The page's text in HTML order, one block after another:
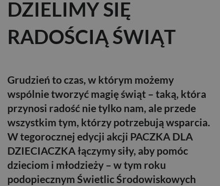
DZIELIMY SIĘ
RADOŚCIĄ ŚWIĄT
Grudzień to czas, w którym możemy
wspólnie tworzyć magię świąt – taką, która
przynosi radość nie tylko nam, ale przede
wszystkim tym, którzy potrzebują wsparcia.
W tegorocznej edycji akcji PACZKA DLA
DZIECIACZKA łączymy siły, aby pomóc
dzieciom i młodzieży – w tym roku
podopiecznym Świetlic Środowiskowych